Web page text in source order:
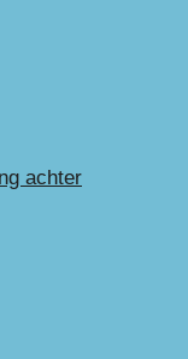
achter